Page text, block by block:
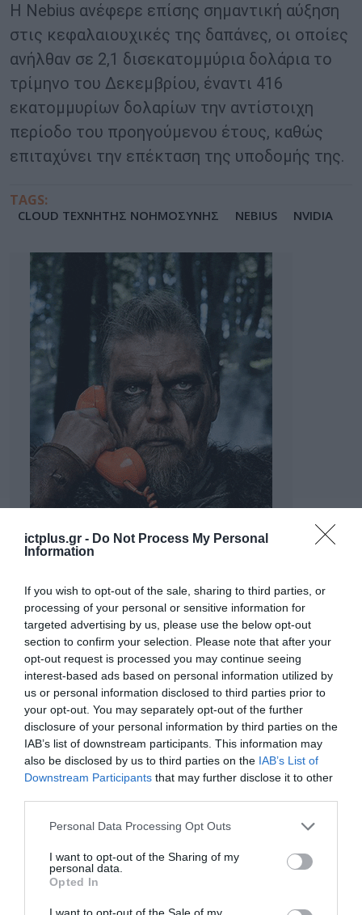
ictplus.gr - Do Not Process My Personal
Information
If you wish to opt-out of the sale, sharing to third parties, or
processing of your personal or sensitive information for
targeted advertising by us, please use the below opt-out
section to confirm your selection. Please note that after your
opt-out request is processed you may continue seeing
interest-based ads based on personal information utilized by
us or personal information disclosed to third parties prior to
your opt-out. You may separately opt-out of the further
disclosure of your personal information by third parties on the
IAB’s list of downstream participants. This information may
also be disclosed by us to third parties on the IAB’s List of
Downstream Participants that may further disclose it to other
Please note that this website/app uses one or more Google
not limited to your visit or usage behaviour. You may click to
grant or deny consent to Google and its third-party tags to
use your data for below specified purposes in below Google
consent section.
Personal Data Processing Opt Outs
I want to opt-out of the Sharing of my
personal data.
Opted In
I want to opt-out of the Sale of my
Η Nebius ανέφερε επίσης σημαντική αύξηση
στις κεφαλαιουχικές της δαπάνες, οι οποίες
ανήλθαν σε 2,1 δισεκατομμύρια δολάρια το
τρίμηνο του Δεκεμβρίου, έναντι 416
εκατομμυρίων δολαρίων την αντίστοιχη
περίοδο του προηγούμενου έτους, καθώς
επιταχύνει την επέκταση της υποδομής της.
TAGS:
CLOUD ΤΕΧΝΗΤΗΣ ΝΟΗΜΟΣΥΝΗΣ NEBIUS NVIDIA
ΡΟΗ ΕΙΔΗΣΕΩΝ
Το χρηματοδοτούμενο
από την ΕΕ έργο “The
Gaming Police”
ενισχύει την ασφάλεια
των παιδιών στο
διαδίκτυο
31.07.2026
ΑΑΔΕ: Διευκρινίσεις
για τα πρόστιμα σε